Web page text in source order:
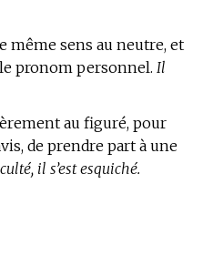
même sens au neutre, et
pronom personnel. Il
au figuré, pour
de prendre part à une
il s’est esquiché.